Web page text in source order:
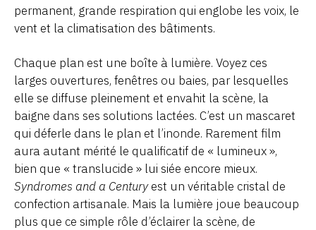
permanent, grande respiration qui englobe les voix, le
vent et la climatisation des bâtiments.
Chaque plan est une boîte à lumière. Voyez ces
larges ouvertures, fenêtres ou baies, par lesquelles
elle se diffuse pleinement et envahit la scène, la
baigne dans ses solutions lactées. C’est un mascaret
qui déferle dans le plan et l’inonde. Rarement film
aura autant mérité le qualificatif de « lumineux »,
bien que « translucide » lui siée encore mieux.
Syndromes and a Centuryest un véritable cristal de
confection artisanale. Mais la lumière joue beaucoup
plus que ce simple rôle d’éclairer la scène, de